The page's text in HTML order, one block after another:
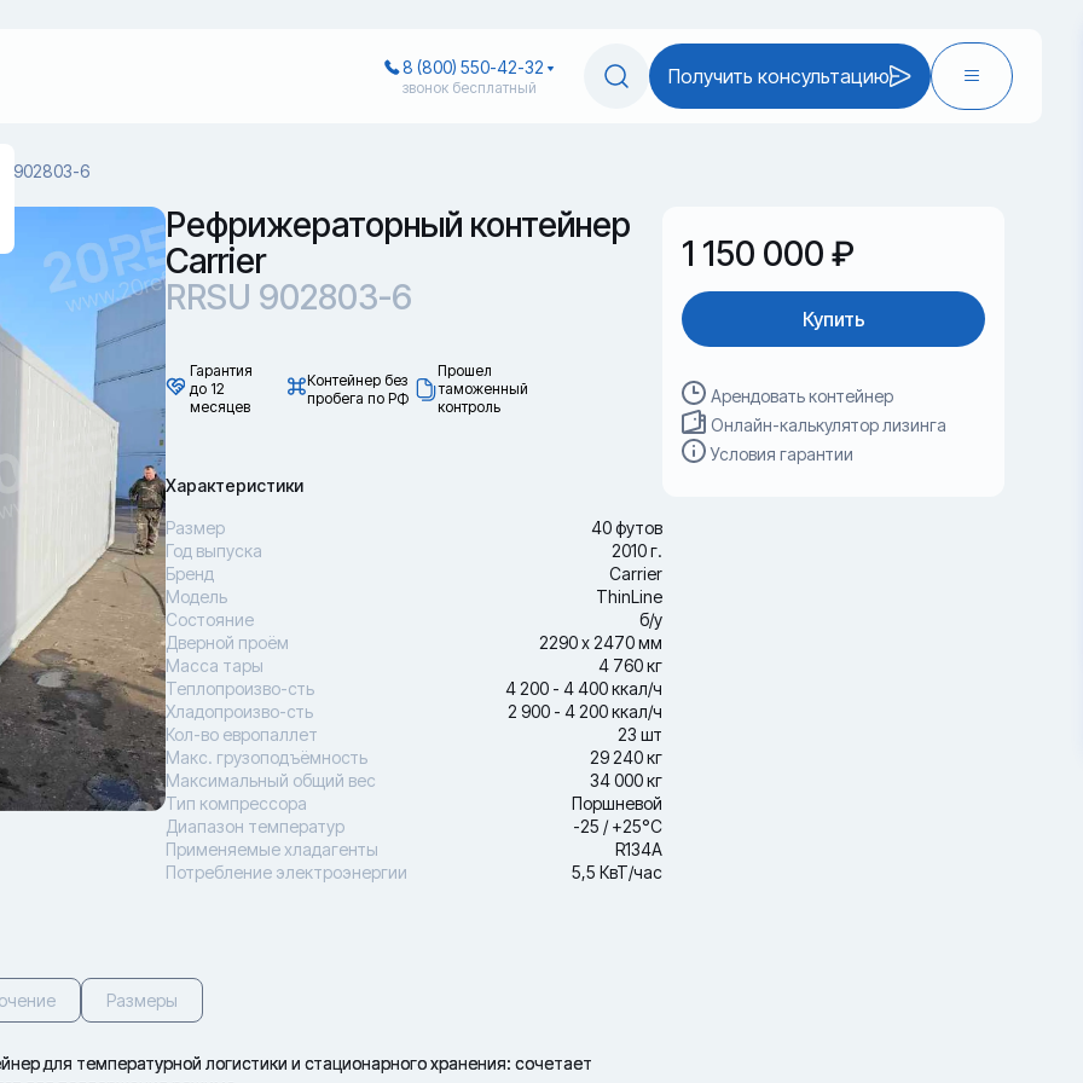
8 (800) 550-42-32
звонок бесплатный Получить консультацию
902803-6
Рефрижераторный контейнер
Carrier
RRSU 902803-6
Гарантия
до 12
месяцев
Контейнер без
пробега по РФ
Прошел
таможенный
контроль
Характеристики
Размер
40 футов
Год выпуска
2010 г.
Бренд
Carrier
Модель
ThinLine
Состояние
б/у
Дверной проём
2290 х 2470 мм
Масса тары
4 760 кг
Теплопроизво-сть
4 200 - 4 400 ккал/ч
Хладопроизво-сть
2 900 - 4 200 ккал/ч
Кол-во европаллет
23 шт
Макс. грузоподъёмность
29 240 кг
Максимальный общий вес
34 000 кг
Тип компрессора
Поршневой
Диапазон температур
-25 / +25°С
Применяемые хладагенты
R134A
Потребление электроэнергии
5,5 КвТ/час
1 150 000 ₽
Купить
Арендовать контейнер
Онлайн-калькулятор лизинга
Условия гарантии
Размеры
для температурной логистики и стационарного хранения: сочетает